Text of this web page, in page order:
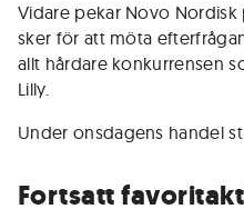
Vidare pekar Novo
sker för att möta
allt hårdare konkurrensen
Lilly.
Under onsdagens handel
Fortsatt